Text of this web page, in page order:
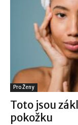
Pro Ženy
Toto jsou
pokožku